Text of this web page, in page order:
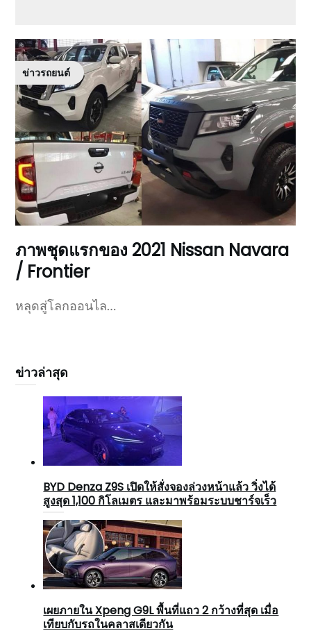
ข่าวรถยนต์
ภาพชุดแรกของ 2021 Nissan Navara
/ Frontier
หลุดสู่โลกออนไล…
ข่าวล่าสุด
BYD Denza Z9S เปิดให้สั่งจองล่วงหน้าแล้ว วิ่งได้
สูงสุด 1,100 กิโลเมตร และมาพร้อมระบบชาร์จเร็ว
เผยภายใน Xpeng G9L พื้นที่แถว 2 กว้างที่สุด เมื่อ
เทียบกับรถในคลาสเดียวกัน